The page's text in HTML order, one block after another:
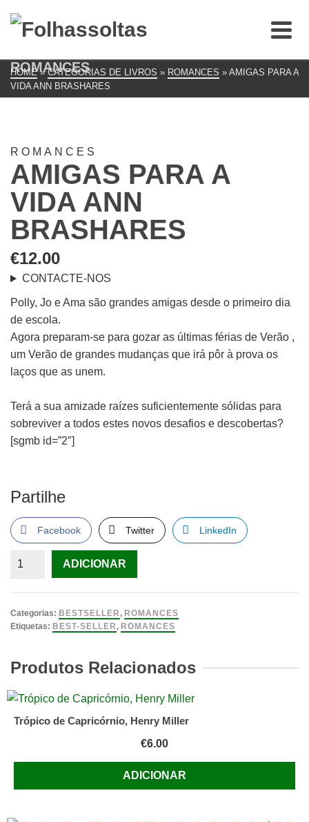
ROMANCES
HOME » CATEGORIAS DE LIVROS » ROMANCES » AMIGAS PARA A
VIDA ANN BRASHARES
ROMANCES
AMIGAS PARA A
VIDA ANN
BRASHARES
€12.00
CONTACTE-NOS
Polly, Jo e Ama são grandes amigas desde o primeiro dia
de escola.
Agora preparam-se para gozar as últimas férias de Verão ,
um Verão de grandes mudanças que irá pôr à prova os
laços que as unem.
Terá a sua amizade raízes suficientemente sólidas para
sobreviver a todos estes novos desafios e descobertas?
[sgmb id=”2″]
Partilhe
Facebook Twitter LinkedIn
Quantidade
para
a
Ann
ADICIONAR
Categorias: BESTSELLER , ROMANCES
Etiquetas: BEST-SELLER , ROMANCES
Produtos Relacionados
Trópico de Capricórnio, Henry Miller
€6.00
ADICIONAR